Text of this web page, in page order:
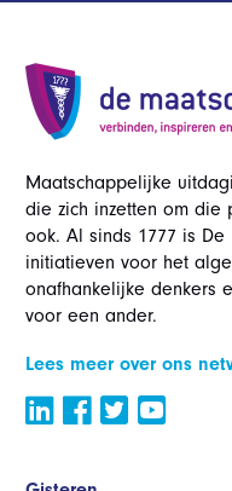
Maatschappelijke
die zich inzetten om die
ook. Al sinds 1777 is
initiatieven voor het
onafhankelijke denkers
voor een ander.
Lees meer over ons